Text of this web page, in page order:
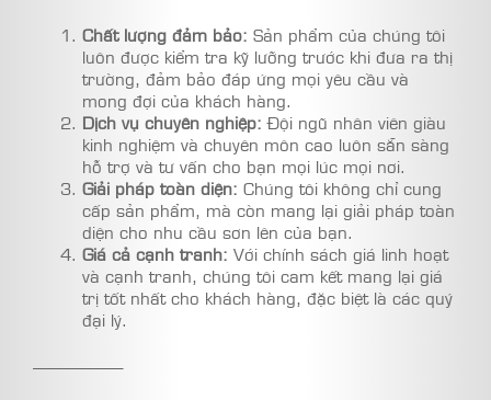
Chất lượng đảm bảo: Sản phẩm của chúng tôi
luôn được kiểm tra kỹ lưỡng trước khi đưa ra thị
trường, đảm bảo đáp ứng mọi yêu cầu và
mong đợi của khách hàng.
Dịch vụ chuyên nghiệp: Đội ngũ nhân viên giàu
kinh nghiệm và chuyên môn cao luôn sẵn sàng
hỗ trợ và tư vấn cho bạn mọi lúc mọi nơi.
Giải pháp toàn diện: Chúng tôi không chỉ cung
cấp sản phẩm, mà còn mang lại giải pháp toàn
diện cho nhu cầu sơn lên của bạn.
Giá cả cạnh tranh: Với chính sách giá linh hoạt
và cạnh tranh, chúng tôi cam kết mang lại giá
trị tốt nhất cho khách hàng, đặc biệt là các quý
đại lý.
—————–